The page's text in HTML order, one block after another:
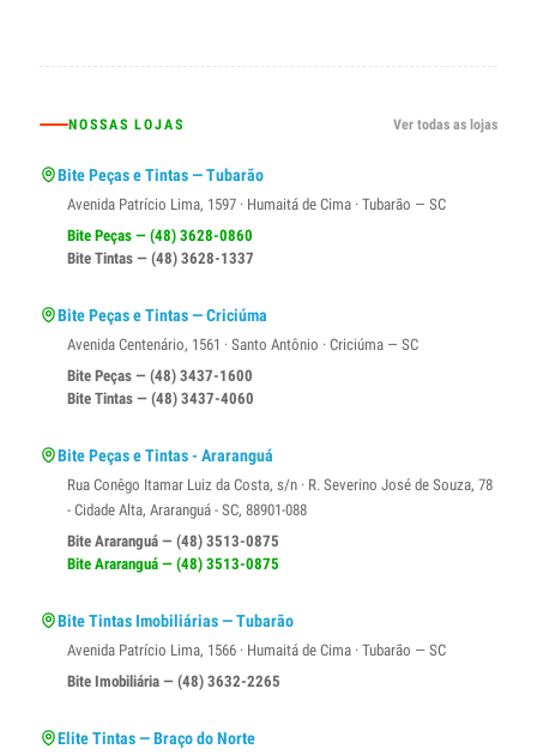
NOSSAS LOJAS Ver todas as lojas
Bite Peças e Tintas — Tubarão
Avenida Patrício Lima, 1597 · Humaitá de Cima · Tubarão — SC
Bite Peças — (48) 3628-0860
Bite Tintas — (48) 3628-1337
Bite Peças e Tintas — Criciúma
Avenida Centenário, 1561 · Santo Antônio · Criciúma — SC
Bite Peças — (48) 3437-1600
Bite Tintas — (48) 3437-4060
Bite Peças e Tintas - Araranguá
Rua Conêgo Itamar Luiz da Costa, s/n · R. Severino José de Souza, 78
- Cidade Alta, Araranguá - SC, 88901-088
Bite Araranguá — (48) 3513-0875
Bite Araranguá — (48) 3513-0875
Bite Tintas Imobiliárias — Tubarão
Avenida Patrício Lima, 1566 · Humaitá de Cima · Tubarão — SC
Bite Imobiliária — (48) 3632-2265
Elite Tintas — Braço do Norte